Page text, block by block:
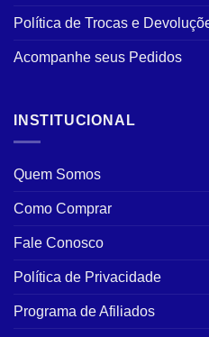
Política de Trocas e
Acompanhe seus Pedidos
INSTITUCIONAL
Quem Somos
Como Comprar
Fale Conosco
Política de Privacidade
Programa de Afiliados